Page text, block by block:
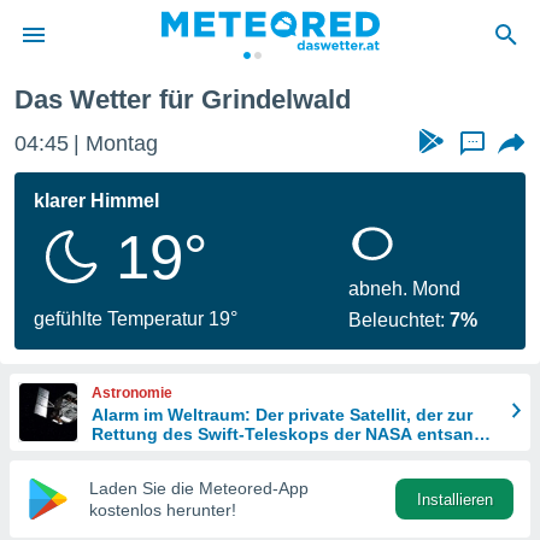
wurde
dass
sind.
diese
Das Wetter für Grindelwald
04:45 Montag ...
klarer Himmel
19°
gefühlte Temperatur 19°
abneh. Mond
Beleuchtet:7%
Astronomie
Alarm im Weltraum: Der private Satellit, der zur
Rettung des Swift-Teleskops der NASA entsandt
Laden Sie die Meteored-App
kostenlos herunter!
Installieren